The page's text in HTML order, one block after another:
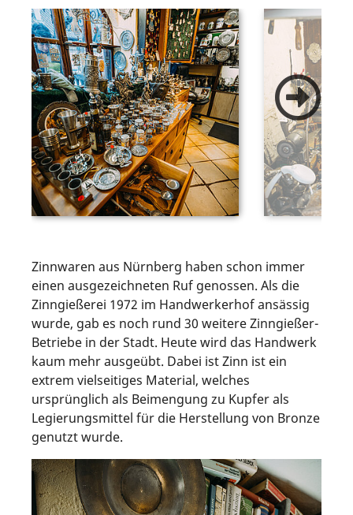
Zinnwaren aus Nürnberg haben schon immer
einen ausgezeichneten Ruf genossen. Als die
Zinngießerei 1972 im Handwerkerhof ansässig
wurde, gab es noch rund 30 weitere Zinngießer-
Betriebe in der Stadt. Heute wird das Handwerk
kaum mehr ausgeübt. Dabei ist Zinn ist ein
extrem vielseitiges Material, welches
ursprünglich als Beimengung zu Kupfer als
Legierungsmittel für die Herstellung von Bronze
genutzt wurde.